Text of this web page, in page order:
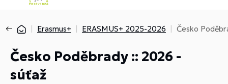
Erasmus+ ERASMUS+ 2025-2026 Česko
Česko Poděbrady :: 2026 -
súťaž